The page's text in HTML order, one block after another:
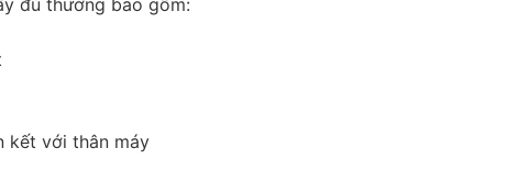
kết với thân máy